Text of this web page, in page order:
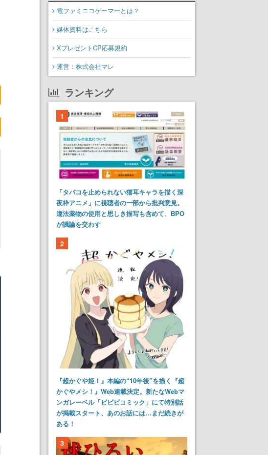
電ファミニコゲーマーとは？
媒体資料はこちら
XプレゼントCP応募規約
運営：株式会社マレ
ランキング
1
「タバコを止められない猫耳キャラを描く深
夜枠アニメ」に視聴者の一部から批判意見。
違法薬物の使用と思しき描写も含めて、BPO
が議論を交わす
2
『超かぐや姫！』本編の“10年後”を描く『超
かぐやメシ！』Web連載決定。新たなWebマ
ンガレーベル「ビビビコミック」にて特別話
が掲載スタート、あのお話には…まだ続きが
ある！
3